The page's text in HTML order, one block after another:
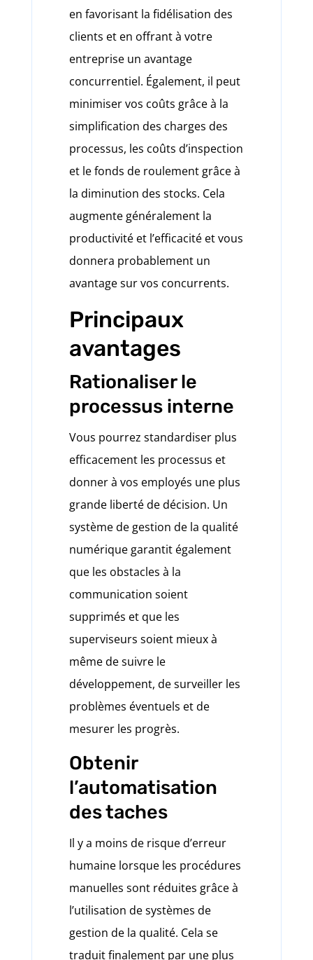
en favorisant la fidélisation des
clients et en offrant à votre
entreprise un avantage
concurrentiel. Également, il peut
minimiser vos coûts grâce à la
simplification des charges des
processus, les coûts d’inspection
et le fonds de roulement grâce à
la diminution des stocks. Cela
augmente généralement la
productivité et l’efficacité et vous
donnera probablement un
avantage sur vos concurrents.
Principaux
avantages
Rationaliser le
processus interne
Vous pourrez standardiser plus
efficacement les processus et
donner à vos employés une plus
grande liberté de décision. Un
système de gestion de la qualité
numérique garantit également
que les obstacles à la
communication soient
supprimés et que les
superviseurs soient mieux à
même de suivre le
développement, de surveiller les
problèmes éventuels et de
mesurer les progrès.
Obtenir
l’automatisation
des taches
Il y a moins de risque d’erreur
humaine lorsque les procédures
manuelles sont réduites grâce à
l’utilisation de systèmes de
gestion de la qualité. Cela se
traduit finalement par une plus